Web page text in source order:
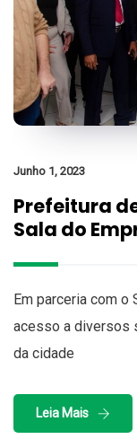
Junho 1, 2023
Prefeitura
Sala do
Em parceria com
acesso a diversos
da cidade
Leia Mais